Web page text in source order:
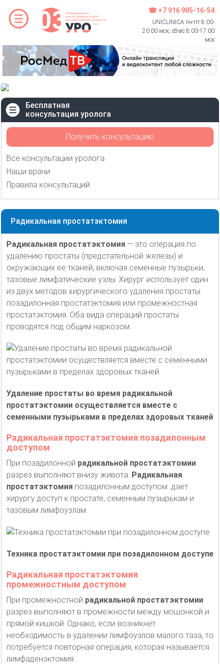
☎ +7 916 985-16-54
UNICLINICA пн-пт 8:00-
20:00 мск, сб-вс 8:00-17:00
мск
Бесплатная
консультация уролога
Получить консультацию
Все консультации уролога
Наши врачи
Правила консультаций
Радикальная простатэктомия
Радикальная простатэктомия — это операция по
удалению простаты (предстательной железы) и
окружающих ее тканей, включая семенные пузырьки,
тазовые лимфатические узлы. Хирург использует один
из двух методов хирургического удаления простаты:
позадилонная простатэктомия или промежностная
простатэктомия. Оба вида операций простаты
проводятся под общим наркозом.
Удаление простаты во время радикальной
простатэктомии осуществляется вместе с
семенными пузырьками в пределах здоровых тканей
Радикальная простатэктомия позадилонным
доступом
При позадилонной радикальной простатэктомии
разрез выполняют внизу живота. Радикальная
простатэктомия позадилонным доступом дает
хирургу доступ к простате, семенным пузырькам и
тазовым лимфоузлам.
Техника простатэктомии при позадилонном доступе
Радикальная простатэктомия
промежностным доступом
При промежностной радикальной простатэктомии
разрез выполняют в промежности между мошонкой и
прямой кишкой. Однако, если возникнет
необходимость в удалении лимфоузлов малого таза, то
потребуется повторная операция, которая называется
лимфаденэктомия.